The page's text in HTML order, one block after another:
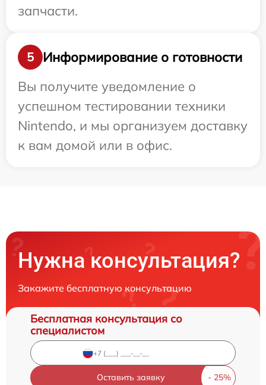
запчасти.
5
Информирование о готовности
Вы получите уведомление о
успешном тестировании техники
Nintendo, и мы организуем доставку
к вам домой или в офис.
Нужна консультация?
Закажите бесплатную консультацию
Бесплатная консультация со
специалистом
Оставить заявку